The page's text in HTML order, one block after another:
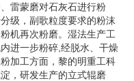
雷蒙磨对石灰石进行粉
级，副歌粒度要求的粉沫
机再次粉磨。湿法生产工
进一步粉碎,经脱水、干燥
加工方面，黎的明重工科
，研发生产的立式辊磨